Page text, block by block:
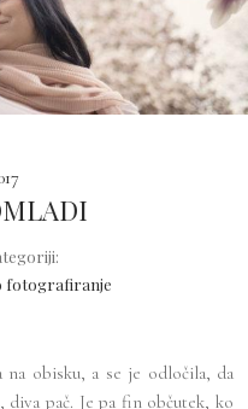
fotografiranje
na obisku, a se je odločila, da
diva pač. Je pa fin občutek, ko